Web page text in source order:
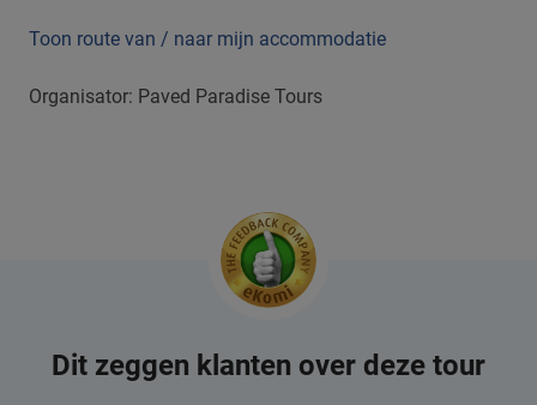
Toon route van / naar mijn accommodatie
Organisator: Paved Paradise Tours
Dit zeggen klanten over deze tour